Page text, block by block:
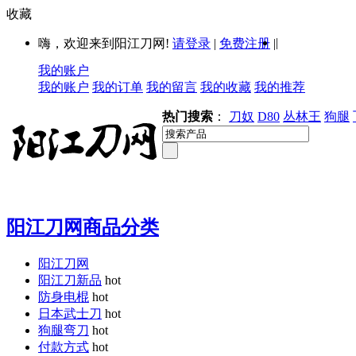
收藏
嗨，欢迎来到阳江刀网! 请登录 | 免费注册 ||
我的账户
我的账户 我的订单 我的留言 我的收藏 我的推荐
热门搜索 ： 刀奴 D80 丛林王 狗腿
阳江刀网商品分类
阳江刀网
阳江刀新品 hot
防身电棍 hot
日本武士刀 hot
狗腿弯刀 hot
付款方式 hot